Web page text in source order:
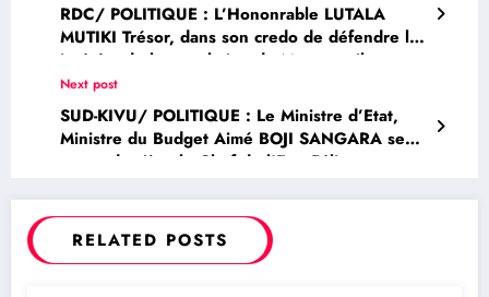
RDC/ POLITIQUE : L’Hononrable LUTALA
MUTIKI Trésor, dans son credo de défendre les
intérêts de la population de Mwenga, il a
exprimé son indignation au nom de la famille
de Papa Alphonse Lupeta abattu froidement
par un militaire FARDC dans un site minier des
chinois de la société Yellow Stone à Mela vers
Next post
SUD-KIVU/ POLITIQUE : Le Ministre d’Etat,
Ministre du Budget Aimé BOJI SANGARA se
range derrière le Chef de l’Etat Félix
changement ou révision de la Constitution
RELATED POSTS